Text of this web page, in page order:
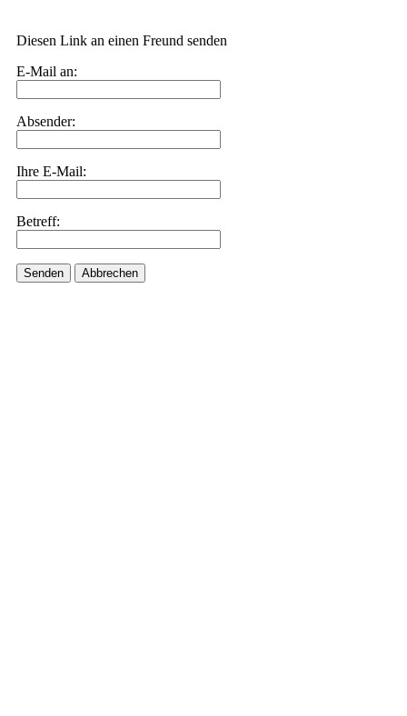
Diesen Link an einen Freund senden
E-Mail an:
Absender:
Ihre E-Mail:
Betreff:
Senden Abbrechen